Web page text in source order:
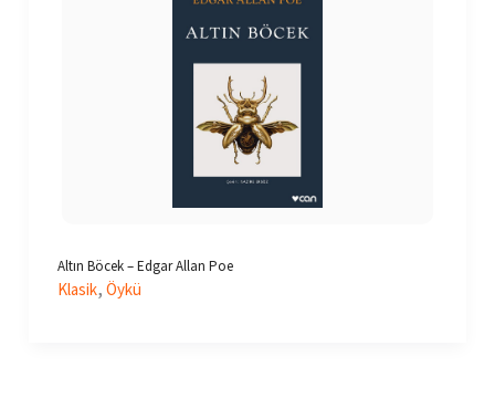
Altın Böcek – Edgar Allan Poe
Klasik, Öykü